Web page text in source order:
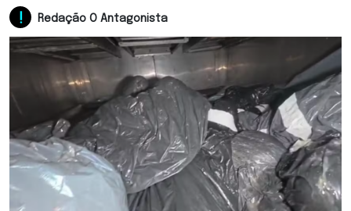
Redação O Antagonista